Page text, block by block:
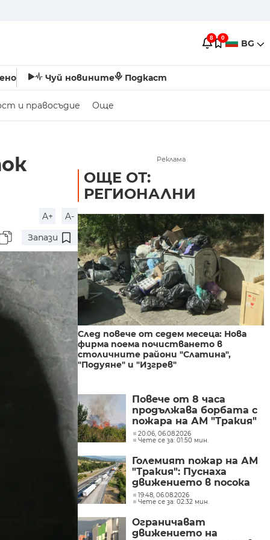
8 0 BG
Чуй новините Подкаст
и правосъдие Още
A+
A-
Запази
Реклама
ОЩЕ ОТ:
РЕГИОНАЛНИ
След повече от седем месеца: Нова
фирма поема почистването в
столичните райони "Слатина",
"Подуяне" и "Изгрев"
Повече от 8 часа
продължава борбата с
пожара на АМ "Тракия"
при отбивката към
Велинград
20:06, 06.08.2026
Чете се за: 01:50 мин.
Големият пожар на АМ
"Тракия": Пуснаха
движението в посока
София
19:48, 06.08.2026
Чете се за: 02:32 мин.
Ограничават
движението на